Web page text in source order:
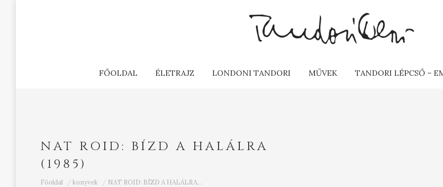
FŐOLDAL ÉLETRAJZ LONDONI TANDORI MŰVEK TANDORI LÉPCSŐ –
NAT ROID: BÍZD A HALÁLRA
(1985)
Ön itt van:
Főoldal konyvek NAT ROID: BÍZD A HALÁLRA…